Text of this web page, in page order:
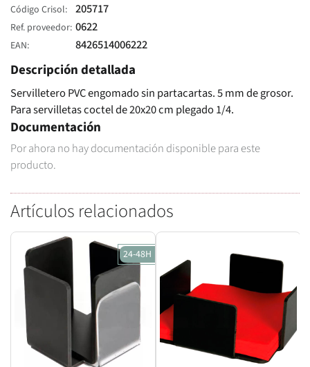
Código Crisol 205717
Ref. proveedor 0622
EAN 8426514006222
Descripción detallada
Servilletero PVC engomado sin partacartas. 5 mm de grosor.
Para servilletas coctel de 20x20 cm plegado 1/4.
Documentación
Por ahora no hay documentación disponible para este
producto.
Artículos relacionados
24-48H